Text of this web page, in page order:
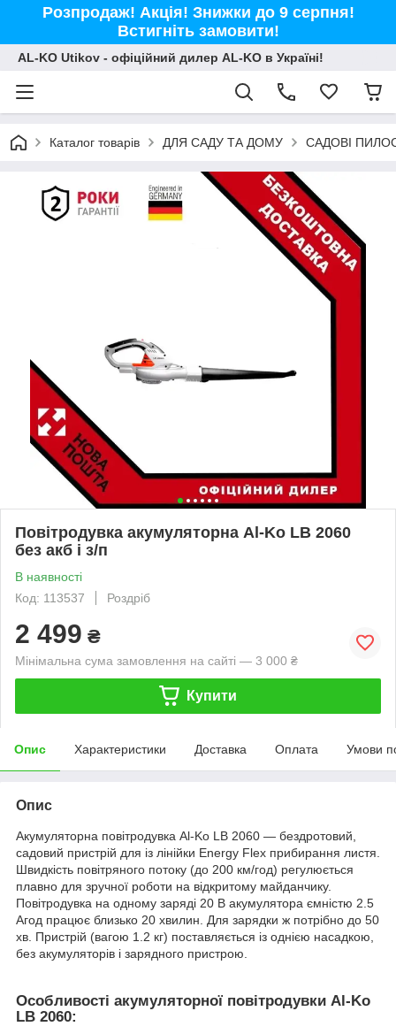
Розпродаж! Акція! Знижки до 9 серпня!
Встигніть замовити!
AL-KO Utikov - офіційний дилер AL-KO в Україні!
Каталог товарів ДЛЯ САДУ ТА ДОМУ САДОВІ
Повітродувка акумуляторна Al-Ko LB 2060
без акб і з/п
В наявності
Код: 113537
Роздріб
2 499 ₴
Мінімальна сума замовлення на сайті — 3 000 ₴
Купити
Опис Характеристики Доставка Оплата Умови
Опис
Акумуляторна повітродувка Al-Ko LB 2060 — бездротовий,
садовий пристрій для із лінійки Energy Flex прибирання листя.
Швидкість повітряного потоку (до 200 км/год) регулюється
плавно для зручної роботи на відкритому майданчику.
Повітродувка на одному заряді 20 В акумулятора ємністю 2.5
Агод працює близько 20 хвилин. Для зарядки ж потрібно до 50
хв. Пристрій (вагою 1.2 кг) поставляється із однією насадкою,
без акумуляторів і зарядного пристрою.
Особливості акумуляторної повітродувки Al-Ko
LB 2060: